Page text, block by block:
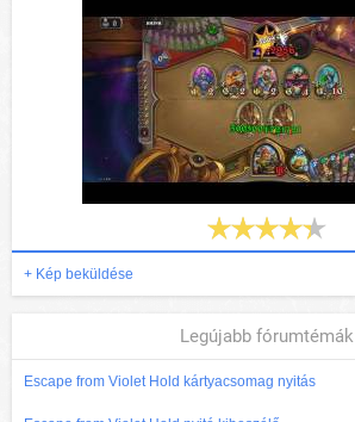
+ Kép beküldése
Legújabb fórumtémák
Escape from Violet Hold kártyacsomag nyitás